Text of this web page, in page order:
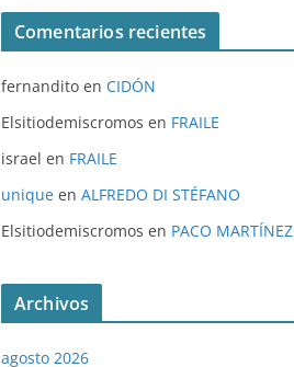
Comentarios recientes
fernandito en CIDÓN
Elsitiodemiscromos en FRAILE
israel en FRAILE
unique en ALFREDO DI STÉFANO
Elsitiodemiscromos en PACO MARTÍNEZ
Archivos
agosto 2026